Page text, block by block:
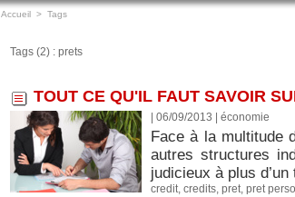
Accueil > Tags
Tags (2) : prets
TOUT CE QU'IL FAUT SAVOIR
| 06/09/2013 économie
Face à la multitude
autres structures
judicieux à plus
credit, credits, pret, pret